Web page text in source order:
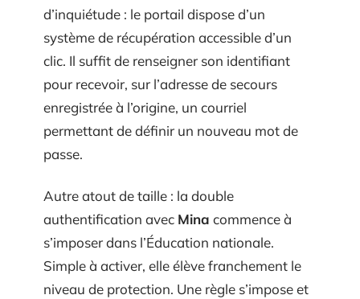
d’inquiétude : le portail dispose d’un
système de récupération accessible d’un
clic. Il suffit de renseigner son identifiant
pour recevoir, sur l’adresse de secours
enregistrée à l’origine, un courriel
permettant de définir un nouveau mot de
passe.
Autre atout de taille : la double
authentification avec Mina commence à
s’imposer dans l’Éducation nationale.
Simple à activer, elle élève franchement le
niveau de protection. Une règle s’impose et